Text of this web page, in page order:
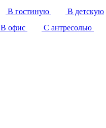
В гостиную
В детскую
В офис С антресолью